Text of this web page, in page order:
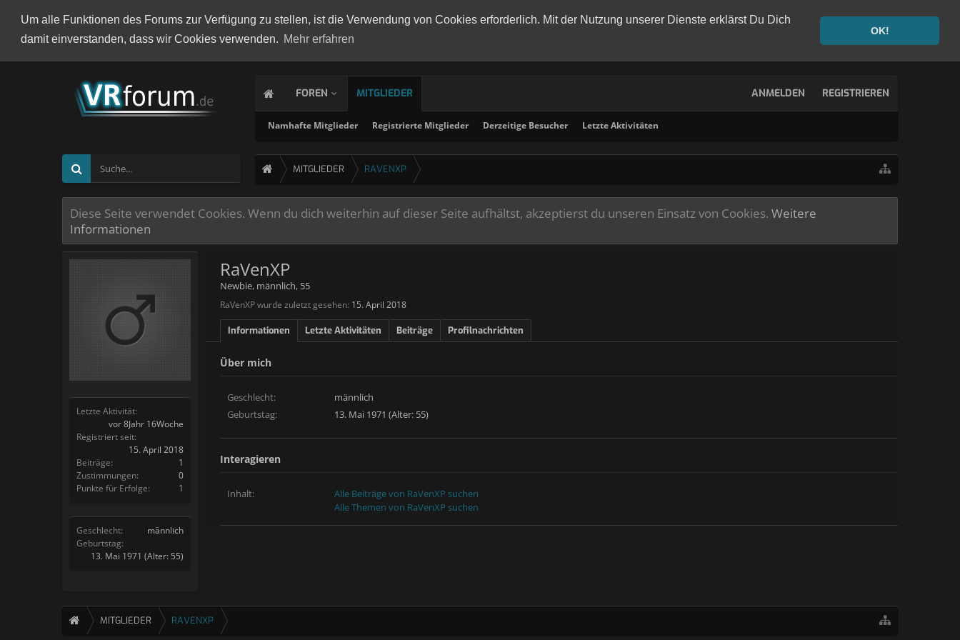
Um alle Funktionen des Forums zur Verfügung zu stellen, ist die Verwendung von Cookies erforderlich. Mit der Nutzung unserer Dienste erklärst Du Dich
damit einverstanden, dass wir Cookies verwenden. Mehr erfahren
OK!
FOREN MITGLIEDER
Namhafte Mitglieder Registrierte Mitglieder Derzeitige Besucher Letzte Aktivitäten
ANMELDEN REGISTRIEREN
MITGLIEDER RAVENXP
Diese Seite verwendet Cookies. Wenn du dich weiterhin auf dieser Seite aufhältst, akzeptierst du unseren Einsatz von Cookies. Weitere
Informationen
Letzte Aktivität:
vor 8Jahr 16Woche
Registriert seit:
15. April 2018
Beiträge:
1
Zustimmungen:
0
Punkte für Erfolge:
1
Geschlecht:
männlich
Geburtstag:
13. Mai 1971 (Alter: 55)
RaVenXP
Newbie, männlich, 55
RaVenXP wurde zuletzt gesehen: 15. April 2018
Informationen Letzte Aktivitäten Beiträge Profilnachrichten
Über mich
Geschlecht:
männlich
Geburtstag:
13. Mai 1971 (Alter: 55)
Interagieren
Inhalt:
Alle Beiträge von RaVenXP suchen
Alle Themen von RaVenXP suchen
MITGLIEDER RAVENXP